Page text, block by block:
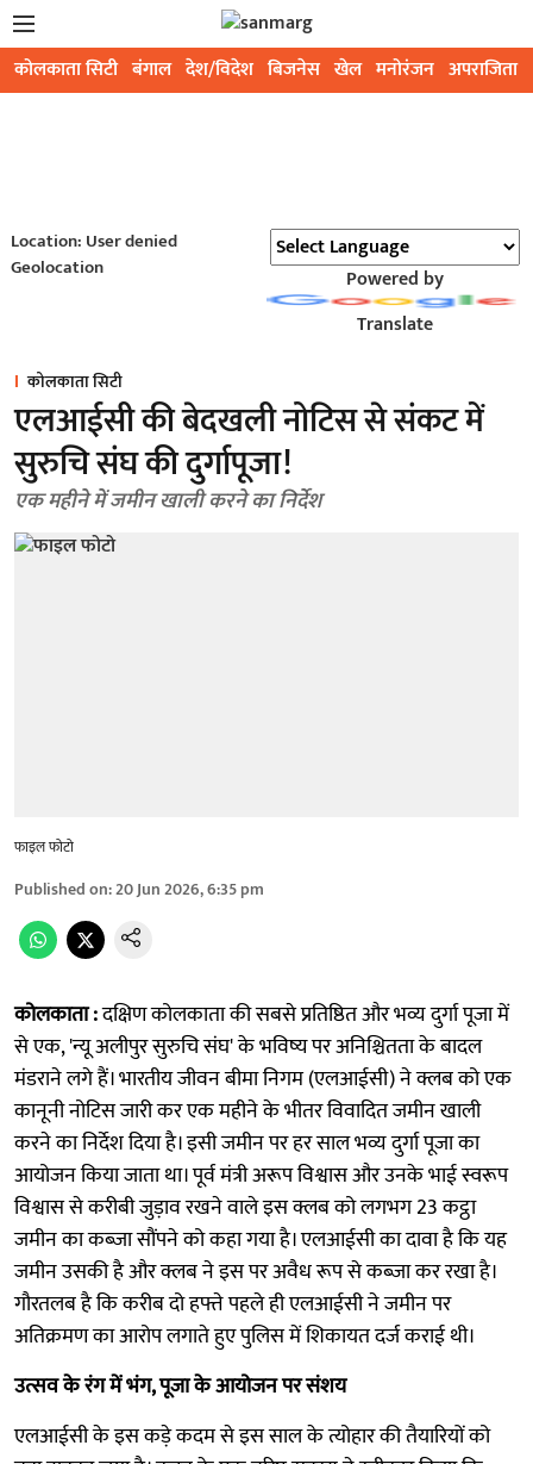
कोलकाता सिटी बंगाल देश/विदेश बिजनेस खेल मनोरंजन अपराजिता
Location: User denied
Geolocation
Powered by
Translate
कोलकाता सिटी
एलआईसी की बेदखली नोटिस से संकट में
सुरुचि संघ की दुर्गापूजा!
एक महीने में जमीन खाली करने का निर्देश
फाइल फोटो
Published on:20 Jun 2026, 6:35 pm
कोलकाता :दक्षिण कोलकाता की सबसे प्रतिष्ठित और भव्य दुर्गा पूजा में
से एक, 'न्यू अलीपुर सुरुचि संघ' के भविष्य पर अनिश्चितता के बादल
मंडराने लगे हैं। भारतीय जीवन बीमा निगम (एलआईसी) ने क्लब को एक
कानूनी नोटिस जारी कर एक महीने के भीतर विवादित जमीन खाली
करने का निर्देश दिया है। इसी जमीन पर हर साल भव्य दुर्गा पूजा का
आयोजन किया जाता था। पूर्व मंत्री अरूप विश्वास और उनके भाई स्वरूप
विश्वास से करीबी जुड़ाव रखने वाले इस क्लब को लगभग 23 कट्ठा
जमीन का कब्जा सौंपने को कहा गया है। एलआईसी का दावा है कि यह
जमीन उसकी है और क्लब ने इस पर अवैध रूप से कब्जा कर रखा है।
गौरतलब है कि करीब दो हफ्ते पहले ही एलआईसी ने जमीन पर
अतिक्रमण का आरोप लगाते हुए पुलिस में शिकायत दर्ज कराई थी।
उत्सव के रंग में भंग, पूजा के आयोजन पर संशय
एलआईसी के इस कड़े कदम से इस साल के त्योहार की तैयारियों को